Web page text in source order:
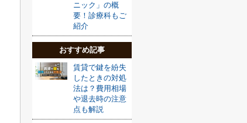
ニック」の概
要！診療科もご
紹介
おすすめ記事
賃貸で鍵を紛失
したときの対処
法は？費用相場
や退去時の注意
点も解説